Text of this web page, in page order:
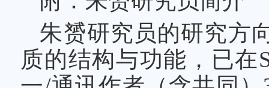
朱赟研究员的研究方
质的结构与功能，已在